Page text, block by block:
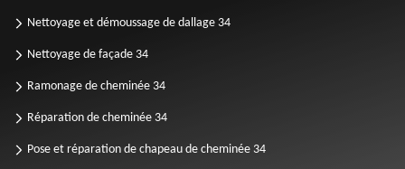
Nettoyage et démoussage de dallage 34
Nettoyage de façade 34
Ramonage de cheminée 34
Réparation de cheminée 34
Pose et réparation de chapeau de cheminée 34